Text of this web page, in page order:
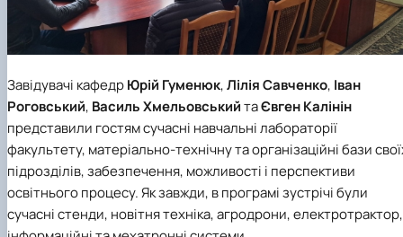
Завідувачі кафедрЮрій Гуменюк,Лілія Савченко, Іван
Роговський, Василь ХмельовськийтаЄвген Калінін
представили гостям сучасні навчальні лабораторії
факультету, матеріально-технічну та організаційні бази
підрозділів, забезпечення, можливості і перспективи
освітнього процесу. Як завжди, в програмі зустрічі були
сучасні стенди, новітня техніка, агродрони, електротрактор,